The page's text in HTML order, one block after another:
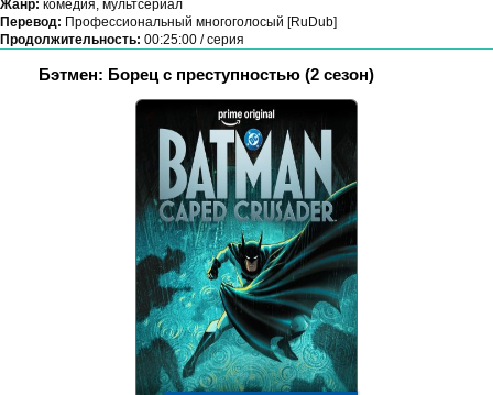
Жанр: комедия, мультсериал
Перевод: Профессиональный многоголосый [RuDub]
Продолжительность: 00:25:00 / серия
Бэтмен: Борец с преступностью (2 сезон)